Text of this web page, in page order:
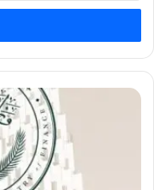
الإلكتروني